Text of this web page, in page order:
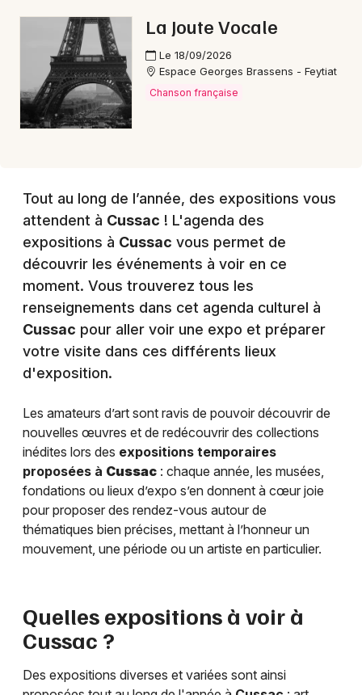
Mon email
Je m'abonne
La Joute Vocale
Le 18/09/2026
Espace Georges Brassens - Feytiat
Chanson française
Tout au long de l’année, des expositions vous
attendent à Cussac ! L'agenda des
expositions à Cussac vous permet de
découvrir les événements à voir en ce
moment. Vous trouverez tous les
renseignements dans cet agenda culturel à
Cussac pour aller voir une expo et préparer
votre visite dans ces différents lieux
d'exposition.
Les amateurs d’art sont ravis de pouvoir découvrir de
nouvelles œuvres et de redécouvrir des collections
inédites lors des expositions temporaires
proposées à Cussac : chaque année, les musées,
fondations ou lieux d’expo s’en donnent à cœur joie
pour proposer des rendez-vous autour de
thématiques bien précises, mettant à l’honneur un
mouvement, une période ou un artiste en particulier.
Quelles expositions à voir à
Cussac ?
Des expositions diverses et variées sont ainsi